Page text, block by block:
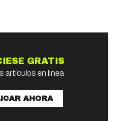
GRATIS
artículos en linea
AHORA